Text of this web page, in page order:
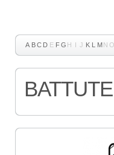
A B C D E F G H I J K L M N O